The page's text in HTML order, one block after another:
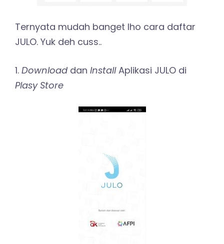
Ternyata mudah banget lho cara daftar
JULO. Yuk deh cuss..
1. Download dan InstallAplikasi JULO di
Plasy Store